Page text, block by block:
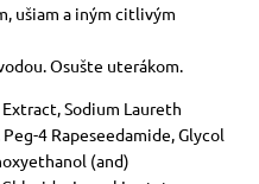
ušiam a iným citlivým
Osušte uterákom.
Sodium Laureth
4 Rapeseedamide, Glycol
(and)